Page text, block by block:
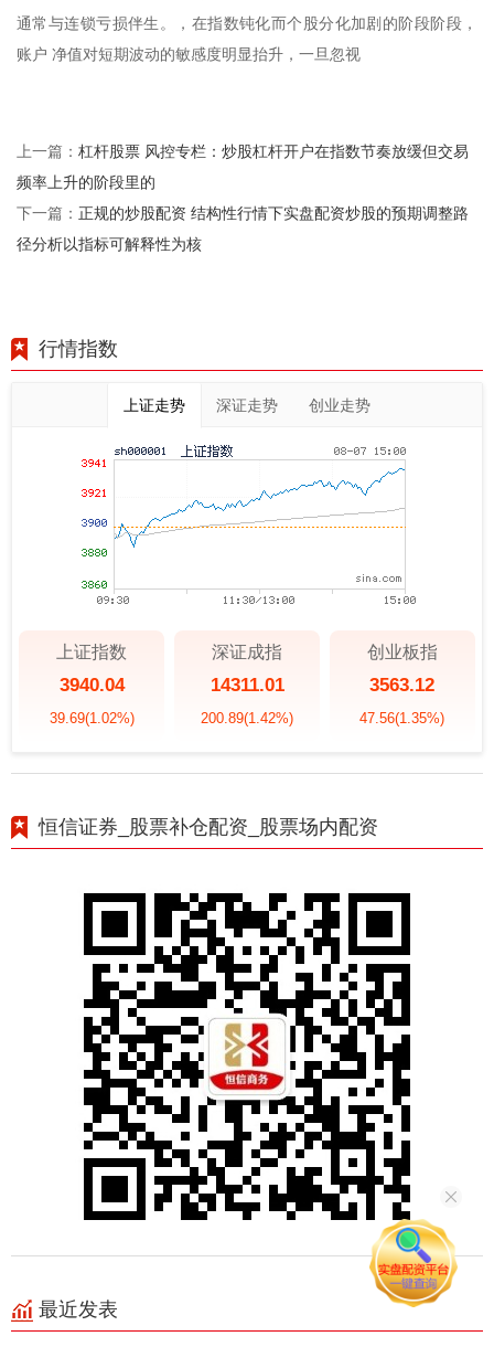
通常与连锁亏损伴生。，在指数钝化而个股分化加剧的阶段阶段，
账户 净值对短期波动的敏感度明显抬升，一旦忽视
上一篇： 杠杆股票 风控专栏：炒股杠杆开户在指数节奏放缓但交易
频率上升的阶段里的
下一篇： 正规的炒股配资 结构性行情下实盘配资炒股的预期调整路
径分析以指标可解释性为核
行情指数
上证走势 深证走势 创业走势
上证指数
3940.04
39.69(1.02%)
深证成指
14311.01
200.89(1.42%)
创业板指
3563.12
47.56(1.35%)
恒信证券_股票补仓配资_股票场内配资
最近发表